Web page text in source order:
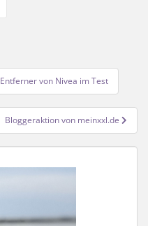
von Nivea im Test
Bloggeraktion von meinxxl.de